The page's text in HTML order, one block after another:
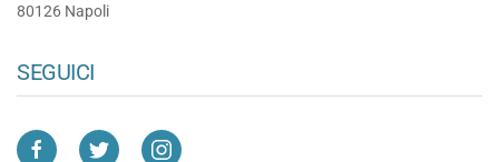
80126 Napoli
SEGUICI